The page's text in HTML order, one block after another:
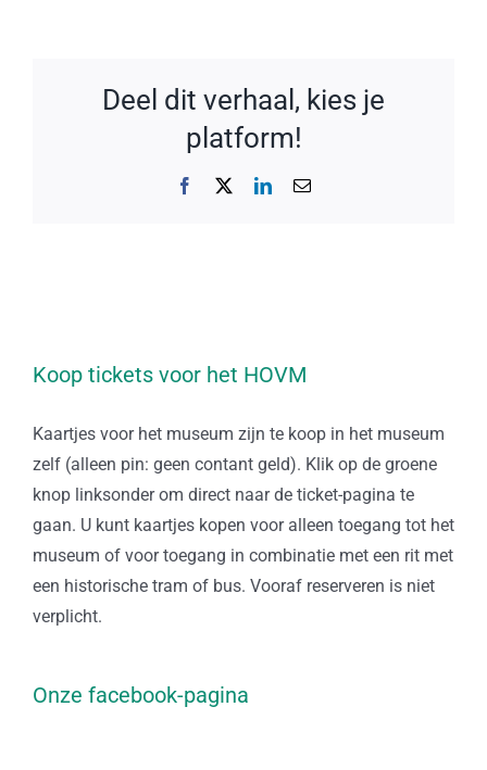
Deel dit verhaal, kies je
platform!
Facebook LinkedIn
E-
Koop tickets voor het HOVM
Kaartjes voor het museum zijn te koop in het museum
zelf (alleen pin: geen contant geld). Klik op de groene
knop linksonder om direct naar de ticket-pagina te
gaan. U kunt kaartjes kopen voor alleen toegang tot het
museum of voor toegang in combinatie met een rit met
een historische tram of bus. Vooraf reserveren is niet
verplicht.
Onze facebook-pagina